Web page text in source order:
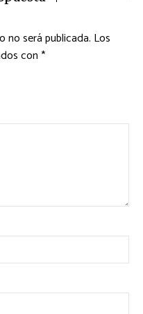
no será publicada. Los
con*